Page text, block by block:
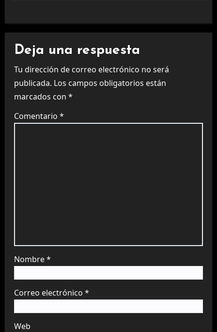
Deja una respuesta
Tu dirección de correo electrónico no será
publicada. Los campos obligatorios están
marcados con *
Comentario *
Nombre*
Correo electrónico *
Web